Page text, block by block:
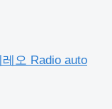
오 Radio auto